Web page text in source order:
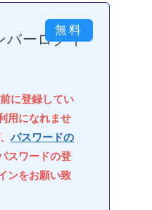
バーログイ
に登録してい
用になれませ
パスワードの
スワードの登
ンをお願い致